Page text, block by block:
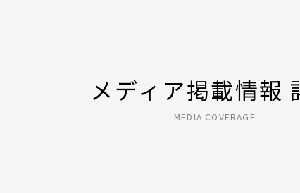
メディア掲載情報
MEDIA COVERAGE